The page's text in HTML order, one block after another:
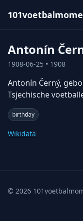
Antonín
1908-06-25 • 1908
Antonín Černý,
Tsjechische
birthday
Wikidata
© 2026